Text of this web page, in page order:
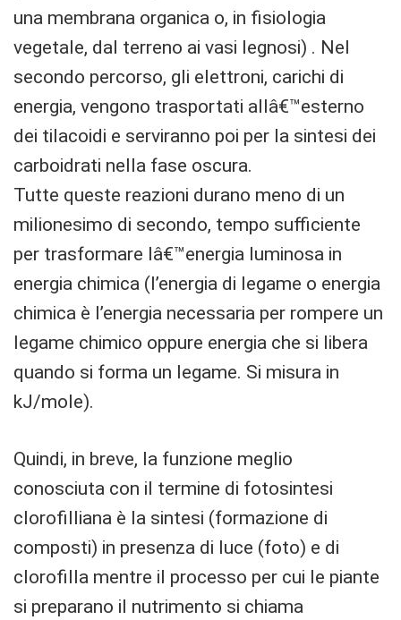
una membrana organica o, in fisiologia
vegetale, dal terreno ai vasi legnosi) . Nel
secondo percorso, gli elettroni, carichi di
energia, vengono trasportati allâ€™esterno
dei tilacoidi e serviranno poi per la sintesi dei
carboidrati nella fase oscura.
Tutte queste reazioni durano meno di un
milionesimo di secondo, tempo sufficiente
per trasformare lâ€™energia luminosa in
energia chimica (l’energia di legame o energia
chimica è l’energia necessaria per rompere un
legame chimico oppure energia che si libera
quando si forma un legame. Si misura in
kJ/mole).
Quindi, in breve, la funzione meglio
conosciuta con il termine di fotosintesi
clorofilliana è la sintesi (formazione di
composti) in presenza di luce (foto) e di
clorofilla mentre il processo per cui le piante
si preparano il nutrimento si chiama